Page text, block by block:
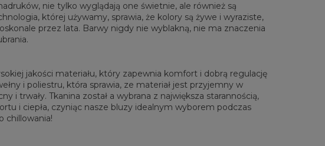
nie tylko wyglądają one świetnie, ale również są
której używamy, sprawia, że kolory są żywe i wyraziste,
przez lata. Barwy nigdy nie wyblakną, nie ma znaczenia
jakości materiału, który zapewnia komfort i dobrą regulację
i poliestru, która sprawia, ze materiał jest przyjemny w
i trwały. Tkanina został a wybrana z największa starannością,
i ciepła, czyniąc nasze bluzy idealnym wyborem podczas
chillowania!